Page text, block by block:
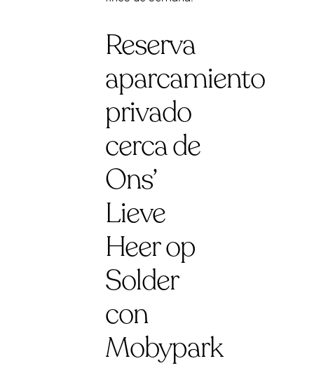
Reserva
aparcamiento
privado
cerca de
Ons’
Lieve
Heer op
Solder
con
Mobypark